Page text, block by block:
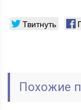
Твитнуть
Похожие